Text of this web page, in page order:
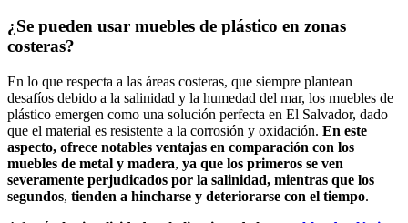
¿Se pueden usar muebles de plástico en zonas
costeras?
En lo que respecta a las áreas costeras, que siempre plantean
desafíos debido a la salinidad y la humedad del mar, los muebles de
plástico emergen como una solución perfecta en El Salvador, dado
que el material es resistente a la corrosión y oxidación. En este
aspecto, ofrece notables ventajas en comparación con los
muebles de metal y madera, ya que los primeros se ven
severamente perjudicados por la salinidad, mientras que los
segundos, tienden a hincharse y deteriorarse con el tiempo.